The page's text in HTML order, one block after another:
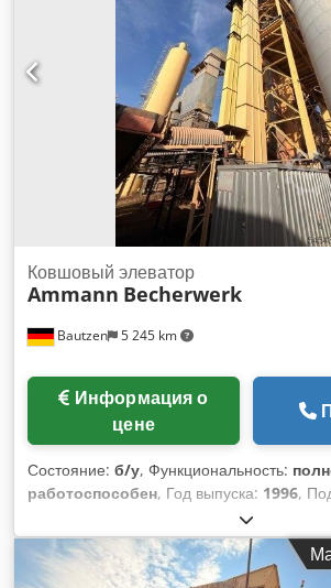
Bautzen 5 245 km
Ковшовый элеватор
Ammann Becherwerk
цене
Состояние: б/у, Функциональность:
работоспособен, Год выпуска: 1996,
норийный механизм. Используется в
для транспортировки сыпучих
Dajhsrf Высота: 26 м.